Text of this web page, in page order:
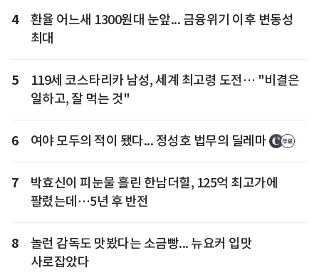
4
환율 어느새 1300원대 눈앞... 금융위기 이후 변동성
최대
5
119세 코스타리카 남성, 세계 최고령 도전… "비결은
일하고, 잘 먹는 것"
6 여야 모두의 적이 됐다... 정성호 법무의 딜레마
7
박효신이 피눈물 흘린 한남더힐, 125억 최고가에
팔렸는데…5년 후 반전
8
놀런 감독도 맛봤다는 소금빵... 뉴요커 입맛
사로잡았다